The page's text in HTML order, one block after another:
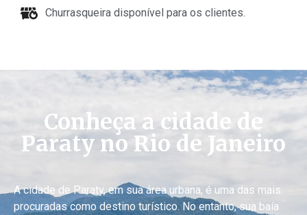
Churrasqueira disponível para os clientes.
Conheça a cidade de
Paraty no Rio de Janeiro
A cidade de Paraty, em sua área urbana, é uma das mais
procuradas como destino turístico. No entanto, sua baía